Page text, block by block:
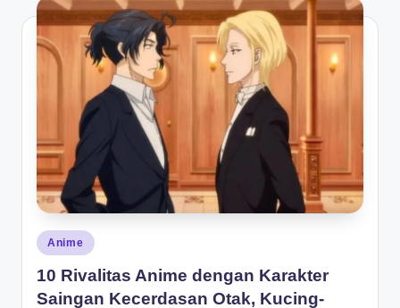
Posted
in
Anime
10 Rivalitas Anime dengan Karakter
Saingan Kecerdasan Otak, Kucing-